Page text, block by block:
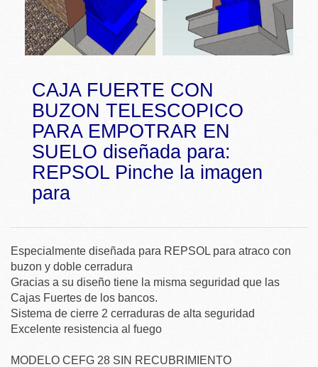
CAJA FUERTE CON
BUZON TELESCOPICO
PARA EMPOTRAR EN
SUELO diseñada para:
REPSOL Pinche la imagen
para
Especialmente diseñada para REPSOL para atraco con
buzon y doble cerradura
Gracias a su diseño tiene la misma seguridad que las
Cajas Fuertes de los bancos.
Sistema de cierre 2 cerraduras de alta seguridad
Excelente resistencia al fuego
MODELO CEFG 28 SIN RECUBRIMIENTO